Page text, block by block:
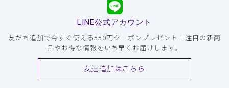
LINE公式アカウント
友だち追加で今すぐ使える550円クーポンプレゼント！注目の新商
品やお得な情報をいち早くお届けします。
友達追加はこちら